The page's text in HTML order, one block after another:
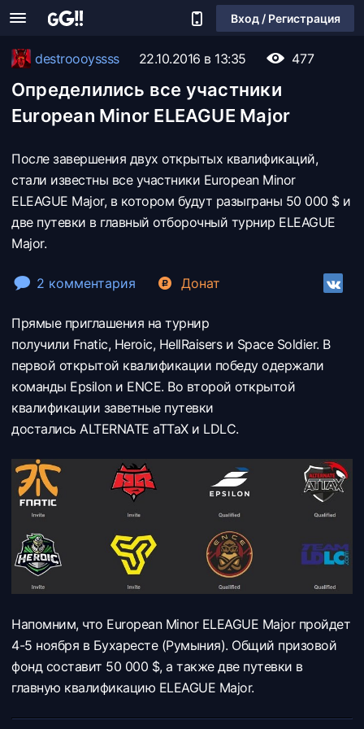
Вход / Регистрация
destroooyssss 22.10.2016 в 13:35 477
Определились все участники
European Minor ELEAGUE Major
После завершения двух открытых квалификаций,
стали известны все участники European Minor
ELEAGUE Major, в котором будут разыграны 50 000 $ и
две путевки в главный отборочный турнир ELEAGUE
Major.
2 комментария Донат
Прямые приглашения на турнир
получили Fnatic, Heroic, HellRaisers и Space Soldier. В
первой открытой квалификации победу одержали
команды Epsilon и ENCE. Во второй открытой
квалификации заветные путевки
достались ALTERNATE aTTaX и LDLC.
Напомним, что European Minor ELEAGUE Major пройдет
4-5 ноября в Бухаресте (Румыния). Общий призовой
фонд составит 50 000 $, а также две путевки в
главную квалификацию ELEAGUE Major.